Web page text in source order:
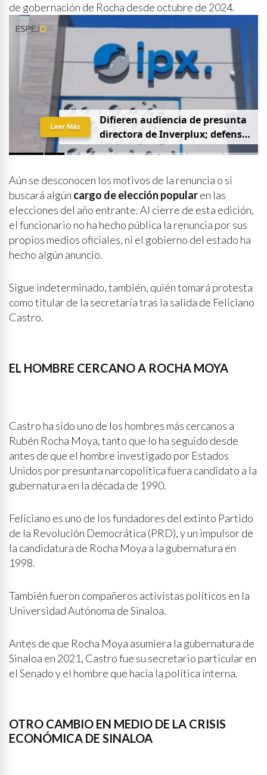
de gobernación de Rocha desde octubre de 2024.
Difieren audiencia de presunta
directora deInverplux; defensa
pidequeseaprivadaysin
Leer Más
Aún se desconocen los motivos de la renuncia o si
buscará algún cargo de elección popularen las
elecciones del año entrante. Al cierre de esta edición,
el funcionario no ha hecho pública la renuncia por sus
propios medios oficiales, ni el gobierno del estado ha
hecho algún anuncio.
Sigue indeterminado, también, quién tomará protesta
como titular de la secretaría tras la salida de Feliciano
Castro.
EL HOMBRE CERCANO A ROCHA MOYA
Castro ha sido uno de los hombres más cercanos a
Rubén Rocha Moya, tanto que lo ha seguido desde
antes de que el hombre investigado por Estados
Unidos por presunta narcopolítica fuera candidato a la
gubernatura en la década de 1990.
Feliciano es uno de los fundadores del extinto Partido
de la Revolución Democrática (PRD), y un impulsor de
la candidatura de Rocha Moya a la gubernatura en
1998.
También fueron compañeros activistas políticos en la
Universidad Autónoma de Sinaloa.
Antes de que Rocha Moya asumiera la gubernatura de
Sinaloa en 2021, Castro fue su secretario particular en
el Senado y el hombre que hacía la política interna.
OTRO CAMBIO EN MEDIO DE LA CRISIS
ECONÓMICA DE SINALOA